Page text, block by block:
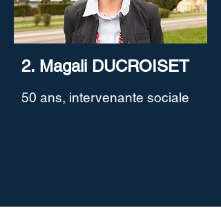
2. Magali DUCROISET
50 ans, intervenante sociale